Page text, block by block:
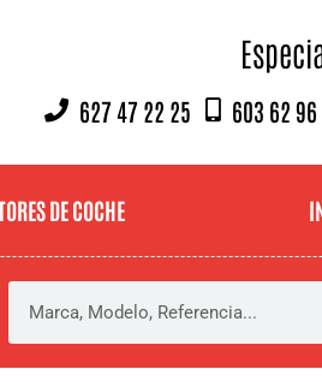
627 47 22 25 603 62
DE COCHE